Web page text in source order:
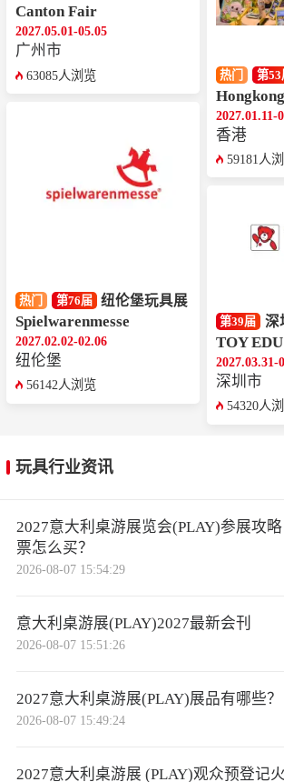
Canton Fair
2027.05.01-05.05
广州市
63085人浏览
热门 第76届 纽伦堡玩具展
Spielwarenmesse
2027.02.02-02.06
纽伦堡
56142人浏览
热门 第53
2027.01.11-
香港
59181人
第39届 深
TOY
2027.03.31-
深圳市
54320人
玩具行业资讯
2027意大利桌游展览会(PLAY)参展攻略
票怎么买？
2026-08-07 15:54:29
意大利桌游展(PLAY)2027最新会刊
2026-08-07 15:51:26
2027意大利桌游展(PLAY)展品有哪些？
2026-08-07 15:49:24
2027意大利桌游展 (PLAY)观众预登记